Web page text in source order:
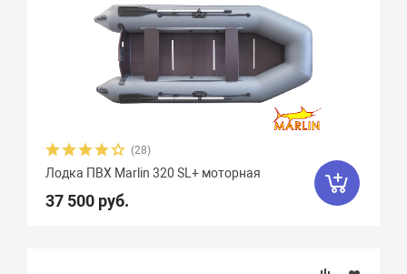
(28)
Лодка ПВХ Marlin 320 SL+ моторная
37 500 руб.